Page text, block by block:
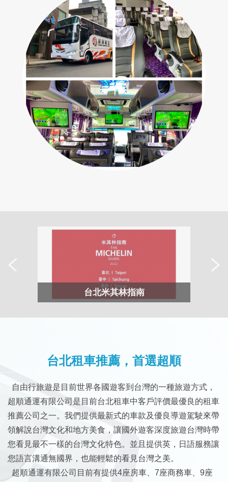
台北米其林指南
台北租車推薦，首選超順
自由行旅遊是目前世界各國遊客到台灣的一種旅遊方式，
超順通運有限公司是目前台北租車中客戶評價最優良的租車
推薦公司之一。我們提供最新式的車款及優良導遊駕駛來帶
領解說台灣文化和地方美食，讓國外遊客深度旅遊台灣時帶
您看見最不一樣的台灣文化特色。並且提供英，日語服務讓
您語言溝通無國界，也能輕鬆的看見台灣之美。
超順通運有限公司目前有提供4座房車、7座商務車、9座